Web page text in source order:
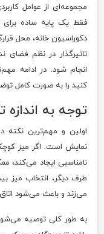
مجموعه‌ای از عوامل
فقط یک پایه ساده
دکوراسیون خانه، محل
تاثیرگذار در نظم فضای
انجام شود. در ادامه
کنید را به صورت کامل
توجه به اندازه
اولین و مهم‌ترین نکته
نمایش است. اگر میز
نامناسبی ایجاد می‌کند،
طرف دیگر، انتخاب میز
می‌زند و باعث می‌شود
به طور کلی توصیه